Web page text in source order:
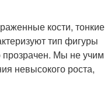
кости, тонкие
тип фигуры
прозрачен. Мы не учим
невысокого роста,